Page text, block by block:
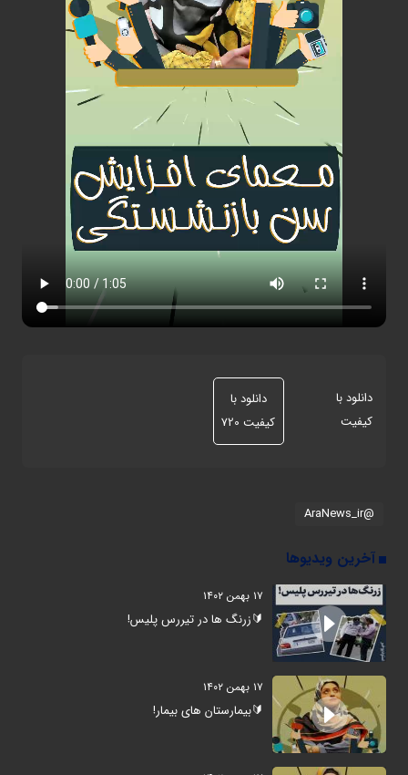
دانلود با
کیفیت
دانلود با
کیفیت 720
@AraNews_ir
آخرین ویدیوها
۱۷ بهمن ۱۴۰۲
🔰زرنگ ها در تیررس پلیس!
۱۷ بهمن ۱۴۰۲
🔰بیمارستان های بیمار!